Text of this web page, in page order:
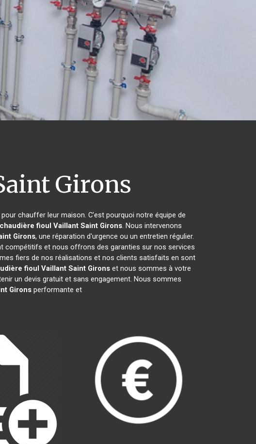
Girons
chauffer leur maison. C'est pourquoi notre équipe de
chaudière fioul Vaillant Saint Girons. Nous intervenons
Girons, une réparation d'urgence ou un entretien régulier.
compétitifs et nous offrons des garanties sur nos services
fiers de nos réalisations et nos clients satisfaits en sont
fioul Vaillant Saint Girons et nous sommes à votre
un devis gratuit et sans engagement. Nous sommes
Gironsperformante et